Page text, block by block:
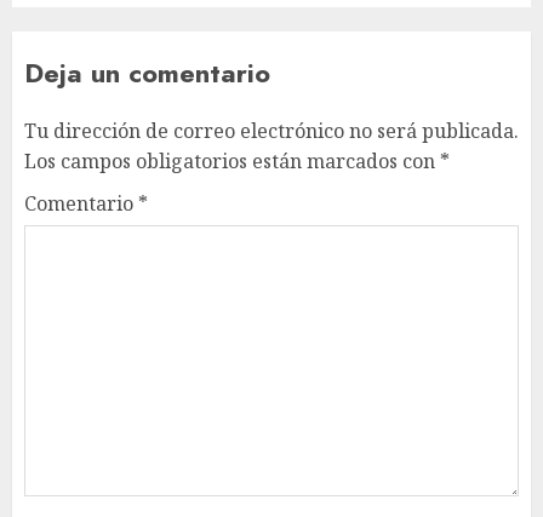
Deja un comentario
Tu dirección de correo electrónico no será publicada.
Los campos obligatorios están marcados con *
Comentario *